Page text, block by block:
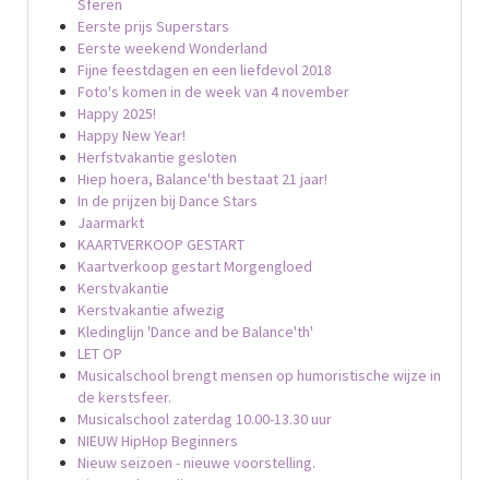
Sferen
Eerste prijs Superstars
Eerste weekend Wonderland
Fijne feestdagen en een liefdevol 2018
Foto's komen in de week van 4 november
Happy 2025!
Happy New Year!
Herfstvakantie gesloten
Hiep hoera, Balance'th bestaat 21 jaar!
In de prijzen bij Dance Stars
Jaarmarkt
KAARTVERKOOP GESTART
Kaartverkoop gestart Morgengloed
Kerstvakantie
Kerstvakantie afwezig
Kledinglijn 'Dance and be Balance'th'
LET OP
Musicalschool brengt mensen op humoristische wijze in
de kerstsfeer.
Musicalschool zaterdag 10.00-13.30 uur
NIEUW HipHop Beginners
Nieuw seizoen - nieuwe voorstelling.